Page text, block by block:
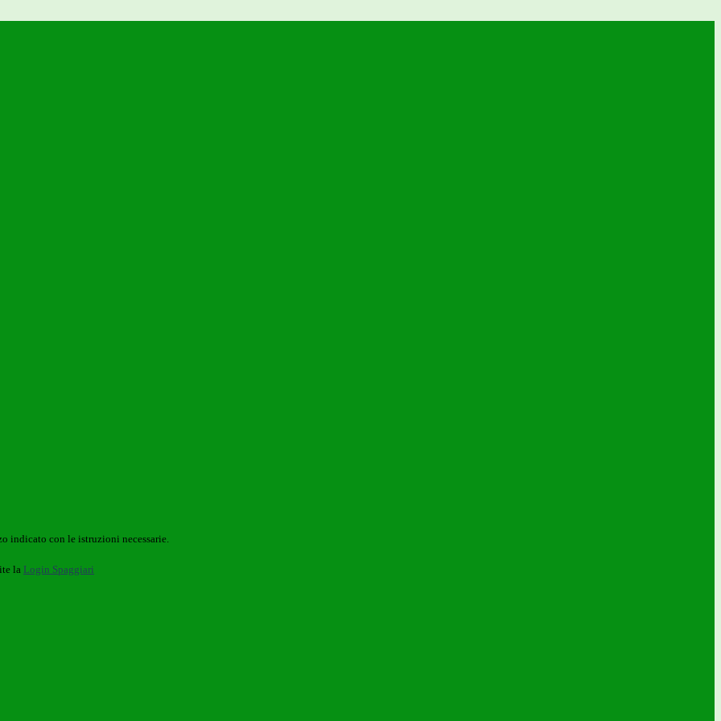
indicato con le istruzioni necessarie.
la Login Spaggiari